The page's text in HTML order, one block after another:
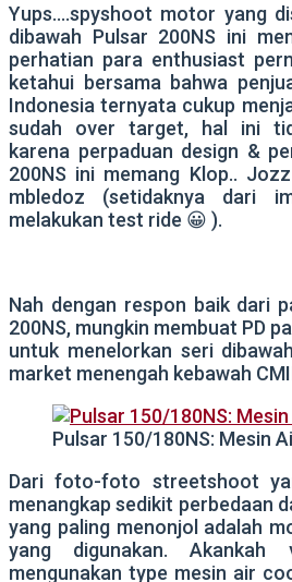
Yups….spyshoot motor yang
dibawah Pulsar 200NS ini
perhatian para enthusiast
ketahui bersama bahwa
Indonesia ternyata cukup
sudah over target, hal ini
karena perpaduan design &
200NS ini memang Klop..
mbledoz (setidaknya dari
melakukan test ride 😀 ).
Nah dengan respon baik dari
200NS, mungkin membuat PD
untuk menelorkan seri
market menengah kebawah
Pulsar 150/180NS: Mesin
Dari foto-foto streetshoot
menangkap sedikit perbedaan
yang paling menonjol adalah
yang digunakan. Akankah
mengunakan type mesin air